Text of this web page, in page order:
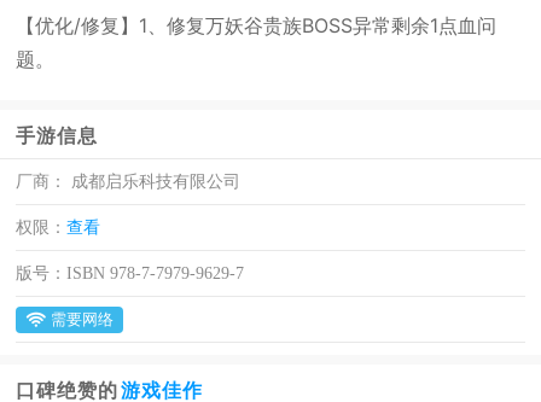
【优化/修复】1、修复万妖谷贵族BOSS异常剩余1点血问
题。
手游信息
厂商： 成都启乐科技有限公司
权限：查看
版号：ISBN 978-7-7979-9629-7
需要网络
口碑绝赞的 游戏佳作